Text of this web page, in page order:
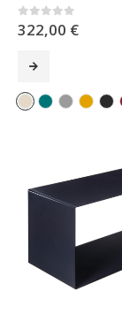
0sur 5
322,00 €